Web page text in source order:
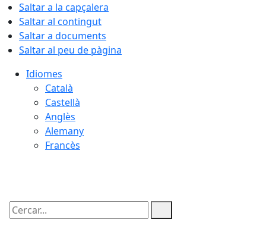
Saltar a la capçalera
Saltar al contingut
Saltar a documents
Saltar al peu de pàgina
Idiomes
Català
Castellà
Anglès
Alemany
Francès
Cercar: